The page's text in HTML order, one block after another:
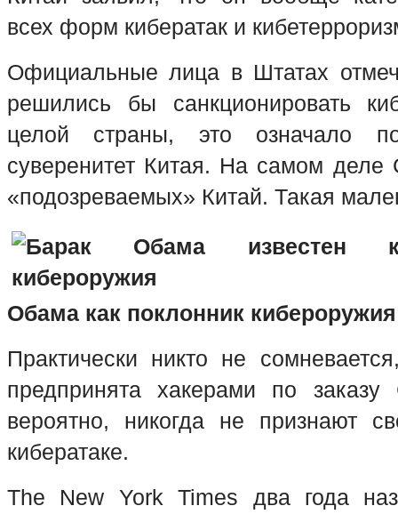
всех форм кибератак и
Официальные лица в Штатах
решились бы санкционировать
целой страны, это означало
суверенитет Китая. На самом
«подозреваемых» Китай. Такая
Обама как поклонник кибероружия
Практически никто не
предпринята хакерами по
вероятно, никогда не признают
кибератаке.
The New York Times два года